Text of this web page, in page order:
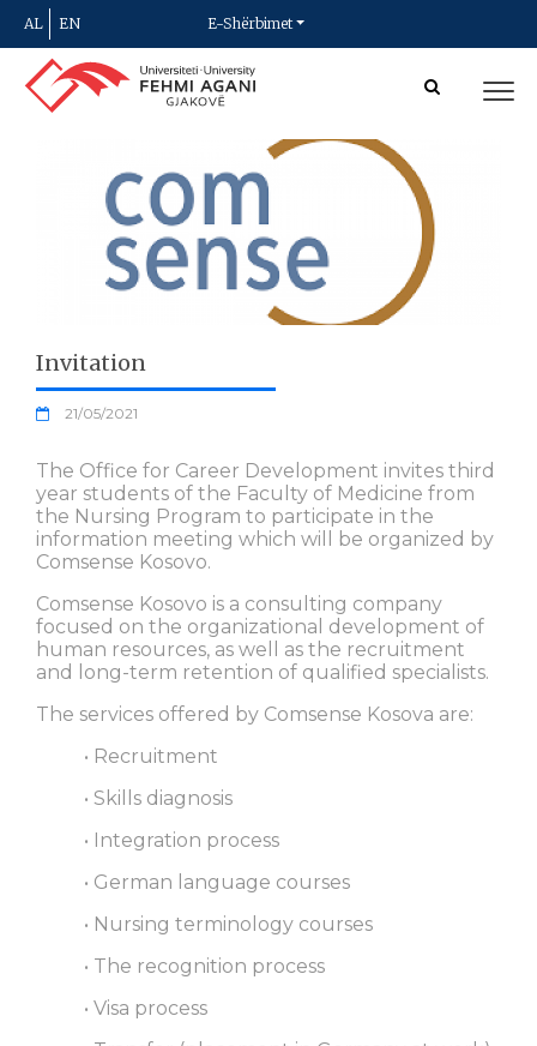
AL EN E-Shërbimet
Invitation
21/05/2021
The Office for Career Development invites third
year students of the Faculty of Medicine from
the Nursing Program to participate in the
information meeting which will be organized by
Comsense Kosovo.
Comsense Kosovo is a consulting company
focused on the organizational development of
human resources, as well as the recruitment
and long-term retention of qualified specialists.
The services offered by Comsense Kosova are:
• Recruitment
• Skills diagnosis
• Integration process
• German language courses
• Nursing terminology courses
• The recognition process
• Visa process